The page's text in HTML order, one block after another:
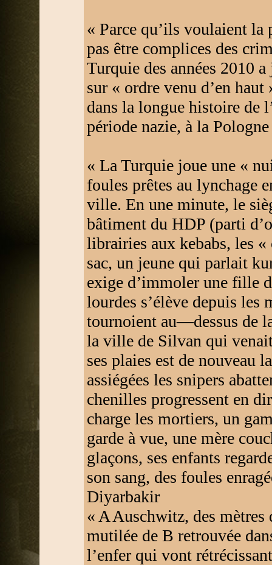
« Parce qu’ils voulaient la
pas être complices des
Turquie des années 2010
sur « ordre venu d’en
dans la longue histoire de
période nazie, à la
« La Turquie joue une «
foules prêtes au lynchage
ville. En une minute, le
bâtiment du HDP (parti
librairies aux kebabs, les
sac, un jeune qui parlait
exige d’immoler une fille
lourdes s’élève depuis les
tournoient au—dessus de
la ville de Silvan qui
ses plaies est de nouveau
assiégées les snipers
chenilles progressent en
charge les mortiers, un
garde à vue, une mère
glaçons, ses enfants
son sang, des foules
Diyarbakir
« A Auschwitz, des
mutilée de B retrouvée
l’enfer qui vont